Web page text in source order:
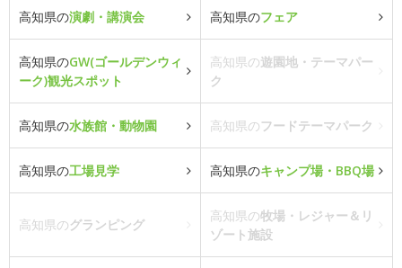
高知県の演劇・講演会 高知県のフェア
高知県のGW(ゴールデンウィ
ーク)観光スポット
高知県の遊園地・テーマパー
ク
高知県の水族館・動物園 高知県のフードテーマパーク
高知県の工場見学 高知県のキャンプ場・BBQ場
高知県のグランピング
高知県の牧場・レジャー＆リ
ゾート施設